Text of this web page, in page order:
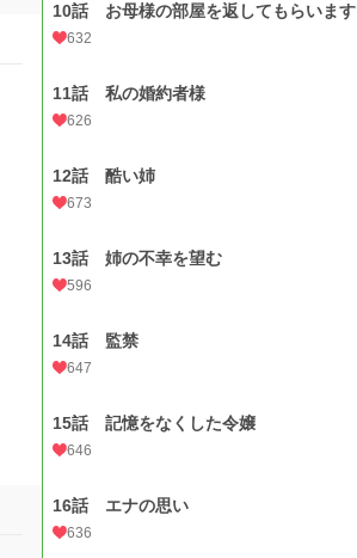
10話 お母様の部屋を返してもらいます
632
11話 私の婚約者様
626
12話 酷い姉
673
13話 姉の不幸を望む
596
14話 監禁
647
15話 記憶をなくした令嬢
646
16話 エナの思い
636